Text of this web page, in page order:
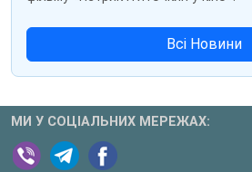
Всі Новини
МИ У СОЦІАЛЬНИХ МЕРЕЖАХ: